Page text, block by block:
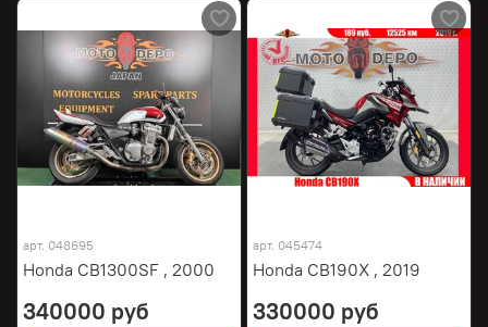
арт. 048695
Honda CB1300SF , 2000
340000 руб
арт. 045474
Honda CB190X , 2019
330000 руб